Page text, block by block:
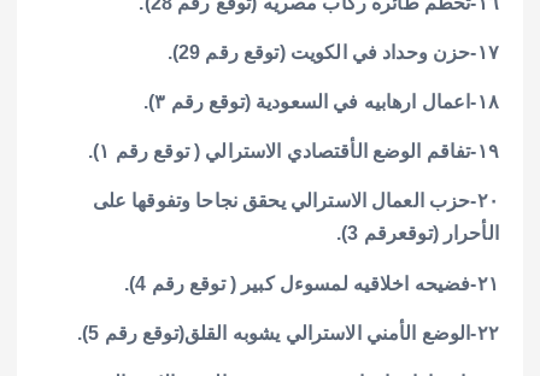
١٧-حزن وحداد في الكويت (توقع رقم 29).
١٨-اعمال ارهابيه في السعودية (توقع رقم ٣).
١٩-تفاقم الوضع الأقتصادي الاسترالي ( توقع رقم ١).
٢٠-حزب العمال الاسترالي يحقق نجاحا وتفوقها على
الأحرار (توقعرقم 3).
٢١-فضيحه اخلاقيه لمسوءل كبير ( توقع رقم 4).
٢٢-الوضع الأمني الاسترالي يشوبه القلق(توقع رقم 5).